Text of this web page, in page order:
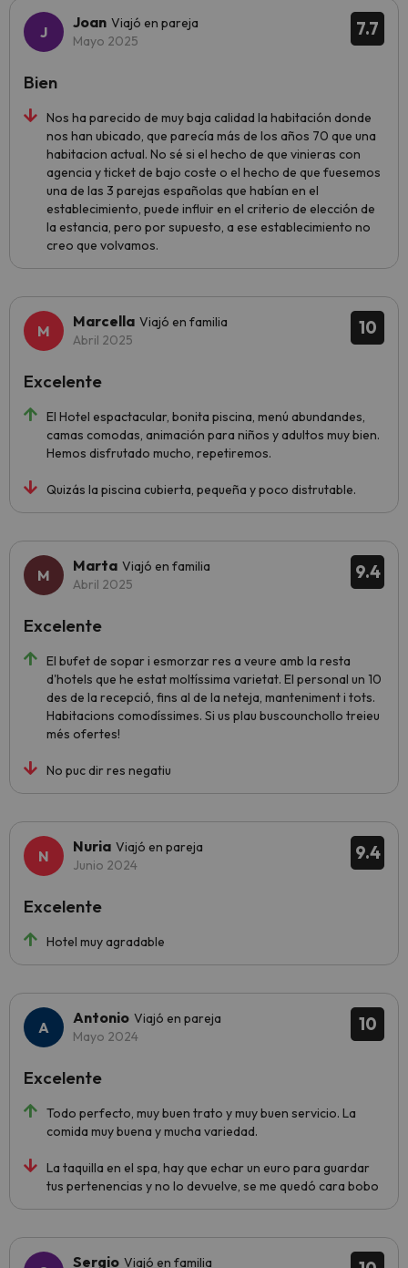
7.7
Joan Viajó en pareja
Mayo 2025
Nos ha parecido de muy baja calidad la habitación donde
nos han ubicado, que parecía más de los años 70 que una
habitacion actual. No sé si el hecho de que vinieras con
agencia y ticket de bajo coste o el hecho de que fuesemos
una de las 3 parejas españolas que habían en el
establecimiento, puede influir en el criterio de elección de
la estancia, pero por supuesto, a ese establecimiento no
creo que volvamos.
Bien
10
Marcella Viajó en familia
Abril 2025
El Hotel espactacular, bonita piscina, menú abundandes,
camas comodas, animación para niños y adultos muy bien.
Hemos disfrutado mucho, repetiremos.
Quizás la piscina cubierta, pequeña y poco distrutable.
Excelente
9.4
Marta Viajó en familia
Abril 2025
El bufet de sopar i esmorzar res a veure amb la resta
d'hotels que he estat moltíssima varietat. El personal un 10
des de la recepció, fins al de la neteja, manteniment i tots.
Habitacions comodíssimes. Si us plau buscounchollo treieu
més ofertes!
No puc dir res negatiu
Excelente
9.4
Nuria Viajó en pareja
Junio 2024
Hotel muy agradable
Excelente
10
Antonio Viajó en pareja
Mayo 2024
Todo perfecto, muy buen trato y muy buen servicio. La
comida muy buena y mucha variedad.
La taquilla en el spa, hay que echar un euro para guardar
tus pertenencias y no lo devuelve, se me quedó cara bobo
Excelente
Sergio Viajó en familia